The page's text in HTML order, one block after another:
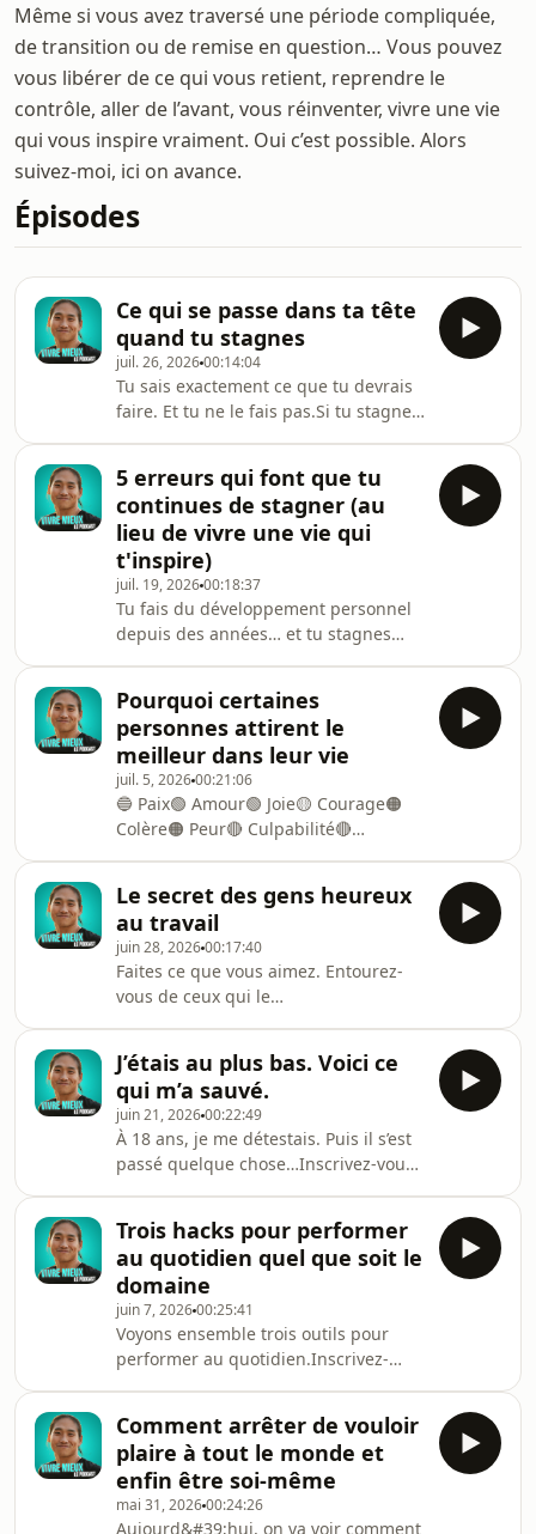
Même si vous avez traversé une période compliquée,
de transition ou de remise en question… Vous pouvez
vous libérer de ce qui vous retient, reprendre le
contrôle, aller de l’avant, vous réinventer, vivre une vie
qui vous inspire vraiment. Oui c’est possible. Alors
suivez-moi, ici on avance.
Épisodes
Ce qui se passe dans ta tête
quand tu stagnes
juil. 26, 202600:14:04
Tu sais exactement ce que tu devrais
faire. Et tu ne le fais pas.Si tu stagnes
n&#39;est probablement pas parce
que quelque chose est cassé en toi.
C&#39;est peut-être l&#39;inverse :
quelque chose en toi fonctionne
parfaitement.Dans cet épisode, je te
propose un déclic - le même que je
vois se produire en séance, sur le
visage des personnes que j&#
5 erreurs qui font que tu
continues de stagner (au
lieu de vivre une vie qui
t'inspire)
juil. 19, 202600:18:37
Tu fais du développement personnel
depuis des années… et tu stagnes
Dans cet épisode, je te montre les 5
erreurs que je vois le plus souvent
chez les personnes que
j&#39;accompagne - des erreurs
qu&#39;on commet en croyant bien
faire, et qui entretiennent la
stagnation au lieu de la lever.Au
programme :→ Pourquoi les coups de
fouet
Pourquoi certaines
personnes attirent le
meilleur dans leur vie
juil. 5, 202600:21:06
🔵 Paix🟢 Amour🟢 Joie🟡 Courage🟠
Colère🟠 Peur🔴 Culpabilité🔴
de la Réalité&quot; 👉
⁠⁠https://www.ecolevm.fr/cr-
presentation?
utm_source=spotify⁠⁠N’attendez pas
que le monde change, changez à
l’intérieur, cliquez ici pour voir
comment démarrer votre
transformation 👉
⁠⁠https://www.ecolevm.fr/go?
utm_source=spotify⁠⁠🎁 Notre méthode
Le secret des gens heureux
au travail
juin 28, 202600:17:40
Faites ce que vous aimez. Entourez-
vous de ceux qui le
: &quot;Création de la Réalité&quot;
👉 ⁠https://www.ecolevm.fr/cr-
presentation?
utm_source=spotify⁠N’attendez pas
que le monde change, changez à
l’intérieur, cliquez ici pour voir
comment démarrer votre
transformation 👉
⁠https://www.ecolevm.fr/go?
utm_source=spotify⁠🎁 Notre méthode
J’étais au plus bas. Voici ce
qui m’a sauvé.
juin 21, 202600:22:49
À 18 ans, je me détestais. Puis il s’est
passé quelque chose…Inscrivez-vous
👉 https://www.ecolevm.fr/cr-
presentation?
utm_source=spotifyN’attendez pas
que le monde change, changez à
l’intérieur, cliquez ici pour voir
comment démarrer votre
transformation 👉
https://www.ecolevm.fr/go?
utm_source=spotify🎁 Notre méthode
en 9 poi
Trois hacks pour performer
au quotidien quel que soit le
domaine
juin 7, 202600:25:41
Voyons ensemble trois outils pour
performer au quotidien.Inscrivez-
la Réalité&quot; 👉
https://www.ecolevm.fr/webi-26-06?
utm_source=podcast20260607N’attendez
pas que le monde change, changez à
Comment arrêter de vouloir
plaire à tout le monde et
enfin être soi-même
mai 31, 202600:24:26
Aujourd&#39;hui, on va voir comment